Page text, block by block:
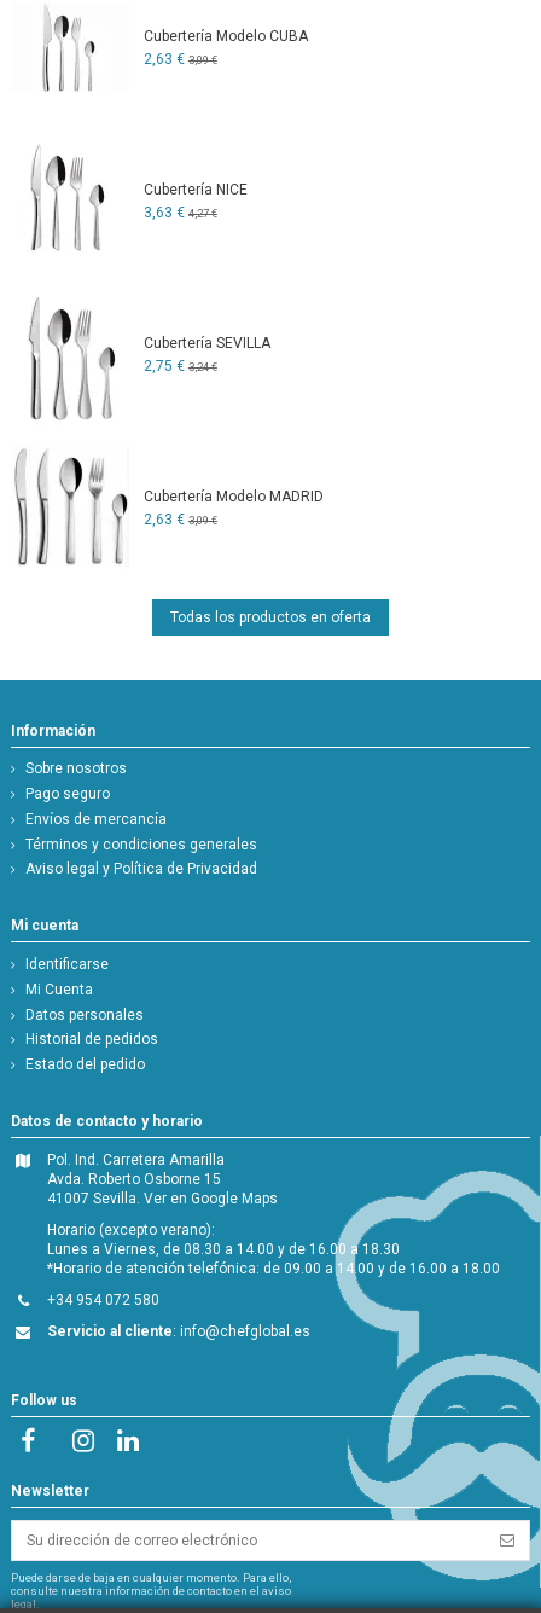
Cubertería Modelo CUBA
2,63 € 3,09 €
Cubertería NICE
3,63 € 4,27 €
Cubertería SEVILLA
2,75 € 3,24 €
Cubertería Modelo MADRID
2,63 € 3,09 €
Todas los productos en oferta
Información
Sobre nosotros
Pago seguro
Envíos de mercancía
Términos y condiciones generales
Aviso legal y Política de Privacidad
Mi cuenta
Identificarse
Mi Cuenta
Datos personales
Historial de pedidos
Estado del pedido
Datos de contacto y horario
Pol. Ind. Carretera Amarilla
Avda. Roberto Osborne 15
41007 Sevilla.Ver en Google Maps
Horario (excepto verano):
Lunes a Viernes, de 08.30 a 14.00 y de 16.00 a 18.30
*Horario de atención telefónica: de 09.00 a 14.00 y de 16.00 a 18.00
+34 954 072 580
Servicio al cliente:info@chefglobal.es
Follow us
Newsletter
Puede darse de baja en cualquier momento. Para ello,
consulte nuestra información de contacto en el aviso
legal.